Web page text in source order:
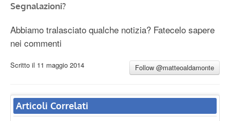
Segnalazioni?
Abbiamo tralasciato qualche notizia? Fatecelo sapere
nei commenti
Scritto il 11 maggio 2014 Follow @matteoaldamonte
Articoli Correlati